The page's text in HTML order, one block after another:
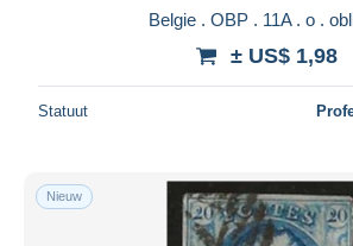
Belgie . OBP . 11A . o .
± US$ 1,98
Statuut
Nieuw